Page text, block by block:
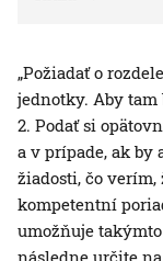
„Požiadať o
jednotky. Aby tam
2. Podať si
a v prípade, ak by
žiadosti, čo verím,
kompetentní
umožňuje